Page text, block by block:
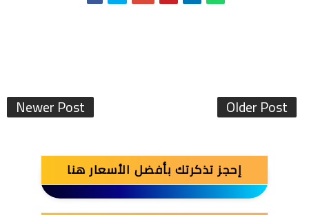
Newer Post Older Post
إحجز تذكرتك بأفضل الأسعار هنا